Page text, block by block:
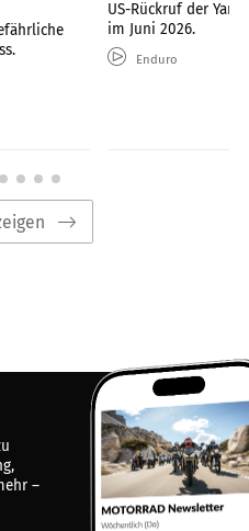
US-Rückruf der
im Juni 2026.
Enduro
–